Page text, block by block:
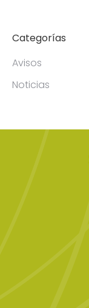
Categorías
Avisos
Noticias